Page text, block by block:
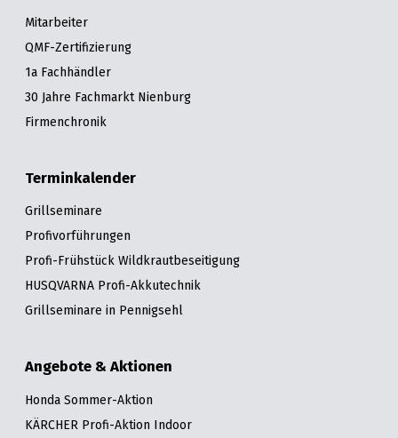
Mitarbeiter
QMF-Zertifizierung
1a Fachhändler
30 Jahre Fachmarkt Nienburg
Firmenchronik
Terminkalender
Grillseminare
Profivorführungen
Profi-Frühstück Wildkrautbeseitigung
HUSQVARNA Profi-Akkutechnik
Grillseminare in Pennigsehl
Angebote & Aktionen
Honda Sommer-Aktion
KÄRCHER Profi-Aktion Indoor